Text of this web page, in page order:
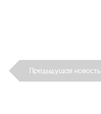
Предыдущая новость